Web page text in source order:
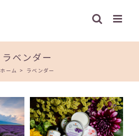
ラベンダー
ホーム > ラベンダー